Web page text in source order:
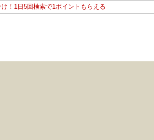
！1日5回検索で1ポイントもらえる